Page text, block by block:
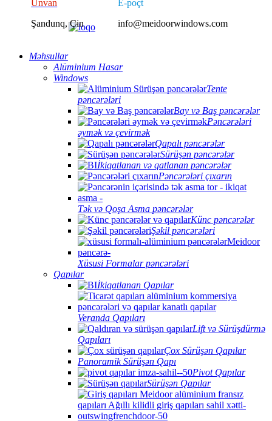
Ünvan
Şandunq, Çin
E-poçt
info@meidoorwindows.com
Məhsullar
Alüminium Hasar
Windows
Tente
pəncərələri
Bay və Baş pəncərələr
Pəncərələri
əymək və çevirmək
Qapalı pəncərələr
Sürüşən pəncərələr
İkiqatlanan və qatlanan pəncərələr
Pəncərələri çıxarın
Tək və Qoşa Asma pəncərələr
Künc pəncərələr
Şəkil pəncərələri
Xüsusi Formalar pəncərələri
Qapılar
İkiqatlanan Qapılar
Veranda Qapıları
Lift və Sürüşdürmə
Qapıları
Çox Sürüşən Qapılar
Panoramik Sürüşən Qapı
Pivot Qapılar
Sürüşən Qapılar